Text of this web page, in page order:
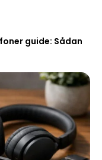
guide: Sådan